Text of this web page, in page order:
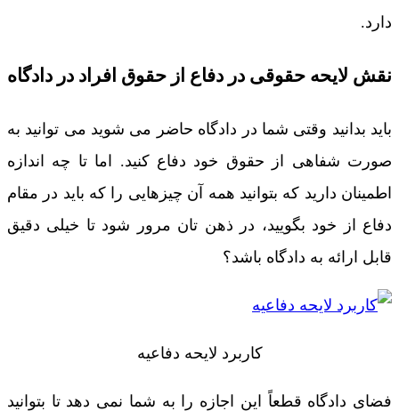
دارد.
نقش لایحه حقوقی در دفاع از حقوق افراد در دادگاه
باید بدانید وقتی شما در دادگاه حاضر می شوید می توانید به
صورت شفاهی از حقوق خود دفاع کنید. اما تا چه اندازه
اطمینان دارید که بتوانید همه آن چیزهایی را که باید در مقام
دفاع از خود بگویید، در ذهن تان مرور شود تا خیلی دقیق
قابل ارائه به دادگاه باشد؟
کاربرد لایحه دفاعیه
فضای دادگاه قطعاً این اجازه را به شما نمی دهد تا بتوانید